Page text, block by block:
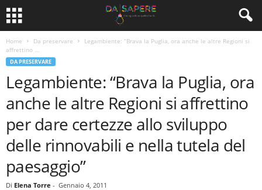
Home Da preservare
Legambiente: “Brava la Puglia, ora anche le altre Regioni si
affrettino ...
DA PRESERVARE
Legambiente: “Brava la Puglia, ora
anche le altre Regioni si affrettino
per dare certezze allo sviluppo
delle rinnovabili e nella tutela del
paesaggio”
Di Elena Torre - Gennaio 4, 2011